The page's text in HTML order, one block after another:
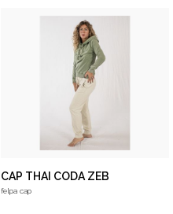
CAP THAI CODA ZEB
felpa cap